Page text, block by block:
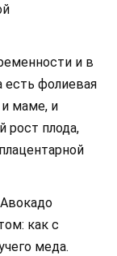
и в
есть фолиевая
и маме, и
рост плода,
как с
меда.